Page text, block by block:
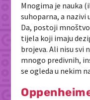
Mnogima je nauka
suhoparna, a nazivi
Da, postoji
tijela koji imaju
brojeva. Ali nisu svi
mnogo predivnih,
se ogleda u nekim